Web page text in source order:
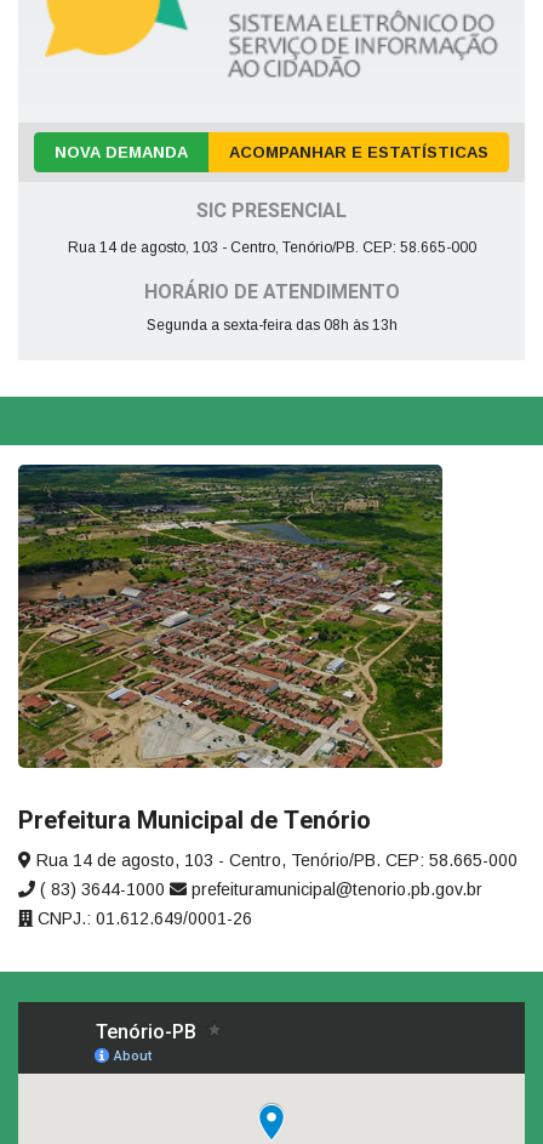
NOVA DEMANDA ACOMPANHAR E ESTATÍSTICAS
SIC PRESENCIAL
Rua 14 de agosto, 103 - Centro, Tenório/PB. CEP: 58.665-000
HORÁRIO DE ATENDIMENTO
Segunda a sexta-feira das 08h às 13h
Prefeitura Municipal de Tenório
Rua 14 de agosto, 103 - Centro, Tenório/PB. CEP: 58.665-000
( 83) 3644-1000
prefeituramunicipal@tenorio.pb.gov.br
CNPJ.: 01.612.649/0001-26